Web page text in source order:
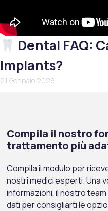
Dental FAQ:
Implants?
21 Gennaio 2026
Compila il nostro
trattamento più
Compila il modulo per
nostri medici esperti. Una
informazioni, il nostro
dati per consigliarti le